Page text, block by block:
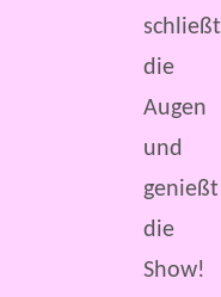
schließt
die
Augen
und
genießt
die
Show!